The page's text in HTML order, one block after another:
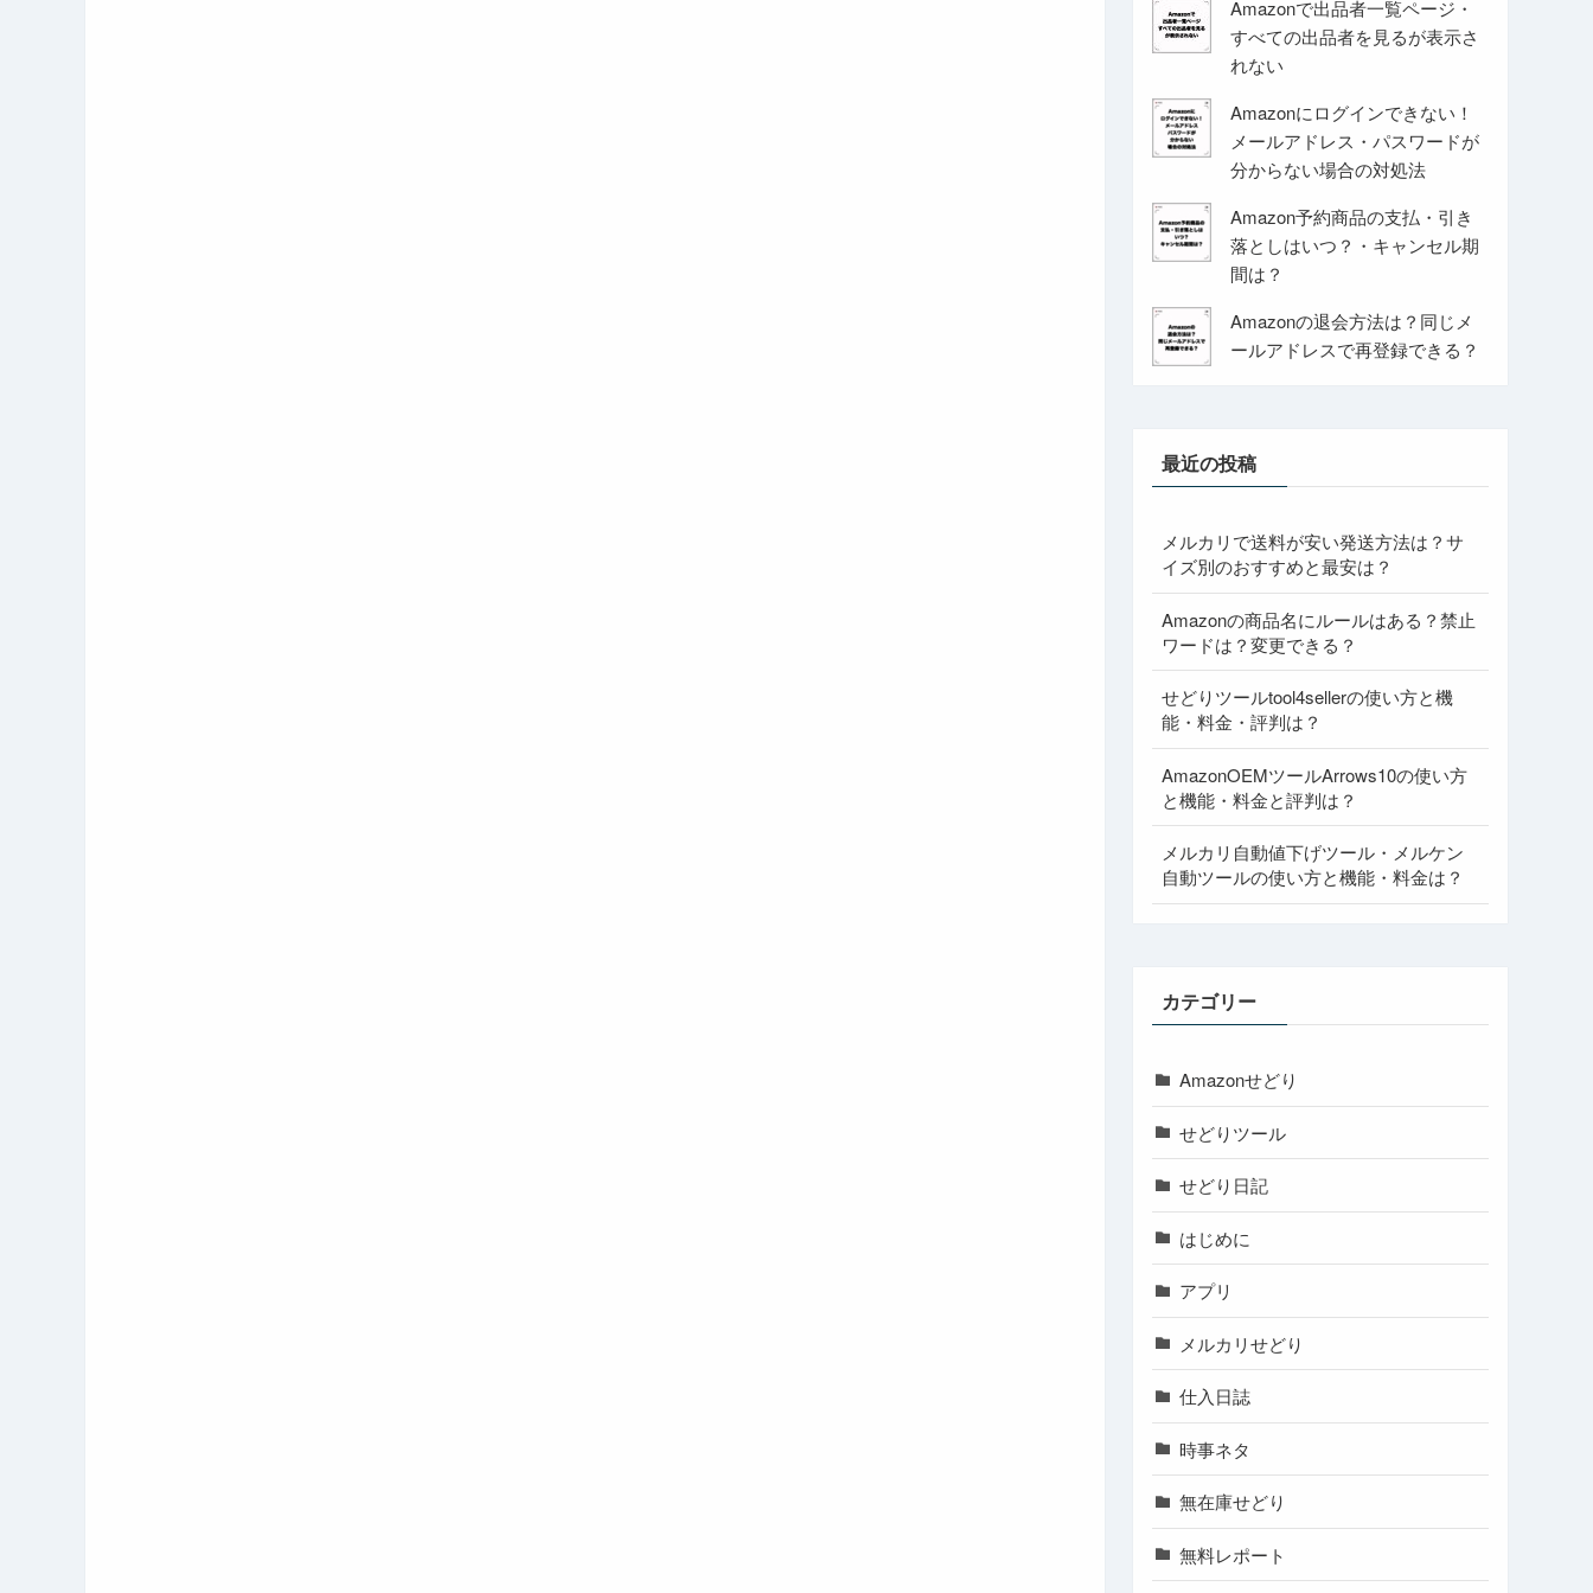
Amazonで出品者一覧ページ・
すべての出品者を見るが表示さ
れない
Amazonにログインできない！
メールアドレス・パスワードが
分からない場合の対処法
Amazon予約商品の支払・引き
落としはいつ？・キャンセル期
間は？
Amazonの退会方法は？同じメ
ールアドレスで再登録できる？
最近の投稿
メルカリで送料が安い発送方法は？サ
イズ別のおすすめと最安は？
Amazonの商品名にルールはある？禁止
ワードは？変更できる？
せどりツールtool4sellerの使い方と機
能・料金・評判は？
AmazonOEMツールArrows10の使い方
と機能・料金と評判は？
メルカリ自動値下げツール・メルケン
自動ツールの使い方と機能・料金は？
カテゴリー
Amazonせどり
せどりツール
せどり日記
はじめに
アプリ
メルカリせどり
仕入日誌
時事ネタ
無在庫せどり
無料レポート